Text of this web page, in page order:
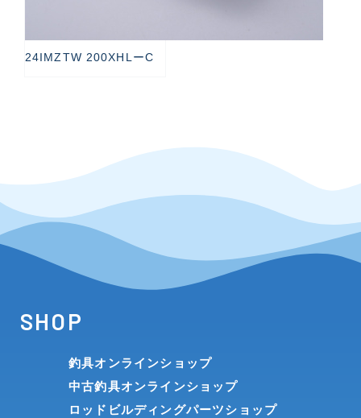
24IMZTW 200XHLーC
SHOP
釣具オンラインショップ
中古釣具オンラインショップ
ロッドビルディングパーツショップ